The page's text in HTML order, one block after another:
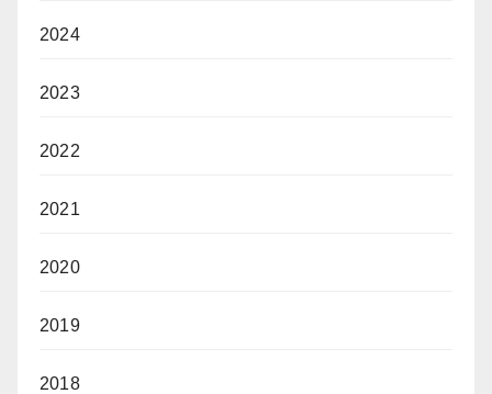
2024
2023
2022
2021
2020
2019
2018